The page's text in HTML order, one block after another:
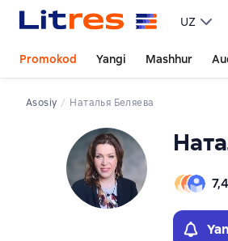
UZ
Promokod Yangi Mashhur
Asosiy Наталья Беляева
Слайдер с книгами
Слайдер с книгами